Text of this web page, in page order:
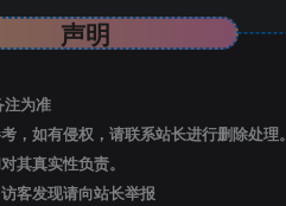
声明
为准
，如有侵权，请联系站长进行删除处理。
其真实性负责。
客发现请向站长举报